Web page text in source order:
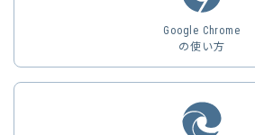
Google Chrome
の使い方